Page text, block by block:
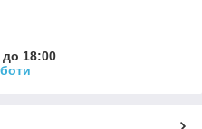
до 18:00